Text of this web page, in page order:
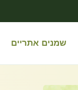
שמנים אתריים